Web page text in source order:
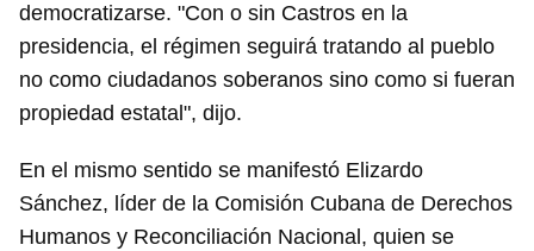
democratizarse. "Con o sin Castros en la
presidencia, el régimen seguirá tratando al pueblo
no como ciudadanos soberanos sino como si fueran
propiedad estatal", dijo.
En el mismo sentido se manifestó Elizardo
Sánchez, líder de la Comisión Cubana de Derechos
Humanos y Reconciliación Nacional, quien se